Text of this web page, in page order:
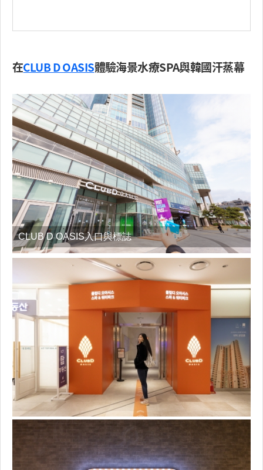
在CLUB D OASIS體驗海景水療SPA與韓國汗蒸幕
CLUB D OASIS入口與標誌